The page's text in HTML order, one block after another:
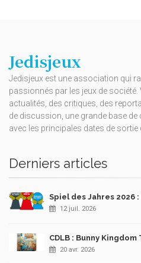
Jedisjeux
Jedisjeux est une association qui
passionnés par les jeux de
actualités, des critiques, des
de discussion, une grande base de
avec les principales dates de sortie
Derniers articles
Spiel des Jahres 2026
12 juil. 2026
CDLB : Bunny Kingdom
20 avr. 2026